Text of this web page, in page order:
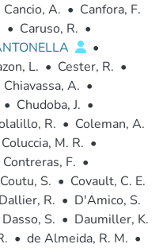
Cancio, A. • Canfora, F.
• Caruso, R. •
•
L. • Cester, R. •
Chiavassa, A. •
• Chudoba, J. •
R. • Coleman, A.
Coluccia, M. R. •
Contreras, F. •
Coutu, S. • Covault, C. E.
Dallier, R. • D'Amico, S.
Dasso, S. • Daumiller, K.
• de Almeida, R. M. •